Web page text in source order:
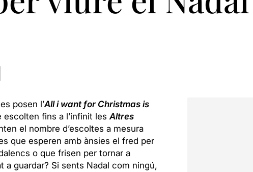
posen l’All i want for Christmas is
escolten fins a l’infinit lesAltres
el nombre d’escoltes a mesura
que esperen amb ànsies el fred per
o que frisen per tornar a
a guardar? Si sents Nadal com ningú,